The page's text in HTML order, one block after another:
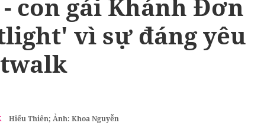
con gái Khánh Đơn
vì sự đáng yêu
Hiểu Thiên; Ảnh: Khoa Nguyễn